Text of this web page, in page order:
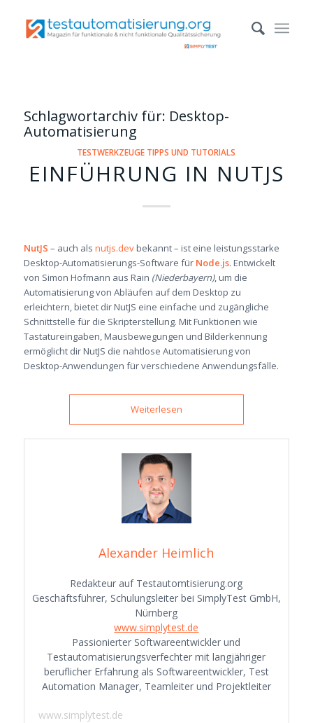
Schlagwortarchiv für: Desktop-
Automatisierung
TESTWERKZEUGE TIPPS UND TUTORIALS
EINFÜHRUNG IN NUTJS
NutJS – auch als nutjs.devbekannt – ist eine leistungsstarke
Desktop-Automatisierungs-Software für Node.js. Entwickelt
von Simon Hofmann aus Rain (Niederbayern), um die
Automatisierung von Abläufen auf dem Desktop zu
erleichtern, bietet dir NutJS eine einfache und zugängliche
Schnittstelle für die Skripterstellung. Mit Funktionen wie
Tastatureingaben, Mausbewegungen und Bilderkennung
ermöglicht dir NutJS die nahtlose Automatisierung von
Desktop-Anwendungen für verschiedene Anwendungsfälle.
Weiterlesen
Alexander Heimlich
Redakteur auf Testautomtisierung.org
Geschäftsführer, Schulungsleiter bei SimplyTest GmbH,
Nürnberg
www.simplytest.de
Passionierter Softwareentwickler und
Testautomatisierungsverfechter mit langjähriger
beruflicher Erfahrung als Softwareentwickler, Test
Automation Manager, Teamleiter und Projektleiter
www.simplytest.de